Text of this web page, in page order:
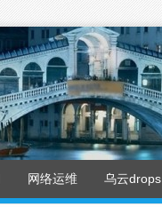
网络运维 乌云drops